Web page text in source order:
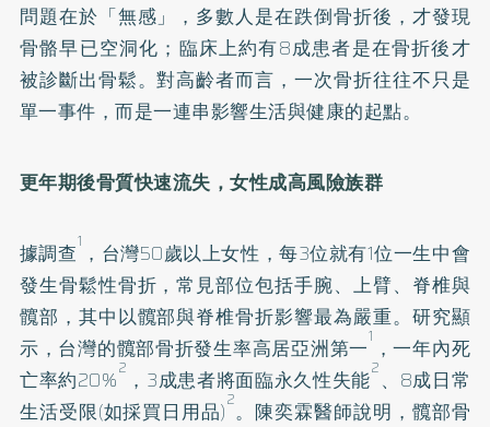
問題在於「無感」，多數人是在跌倒骨折後，才發現
骨骼早已空洞化；臨床上約有8成患者是在骨折後才
被診斷出骨鬆。對高齡者而言，一次骨折往往不只是
單一事件，而是一連串影響生活與健康的起點。
更年期後骨質快速流失，女性成高風險族群
據調查1 ，台灣50歲以上女性，每3位就有1位一生中會
發生骨鬆性骨折，常見部位包括手腕、上臂、脊椎與
髖部，其中以髖部與脊椎骨折影響最為嚴重。研究顯
示，台灣的髖部骨折發生率高居亞洲第一1 ，一年內死
亡率約20%2 ，3成患者將面臨永久性失能2 、8成日常
生活受限(如採買日用品)2。陳奕霖醫師說明，髖部骨